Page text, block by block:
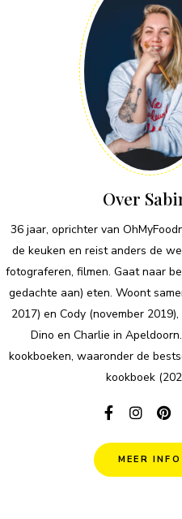
Over
36 jaar, oprichter van
de keuken en reist anders de
fotograferen, filmen. Gaat naar
gedachte aan) eten. Woont
2017) en Cody (november
Dino en Charlie in
kookboeken, waaronder de
kookboek
MEER INFO